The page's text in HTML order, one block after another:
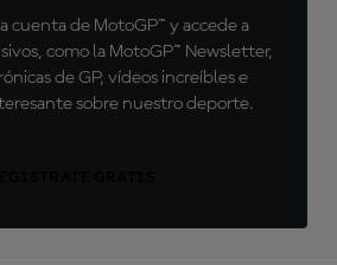
cuenta de MotoGP™ y accede a
como la MotoGP™ Newsletter,
de GP, vídeos increíbles e
sobre nuestro deporte.